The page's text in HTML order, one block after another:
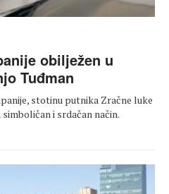
obilježen u
Tuđman
stotinu putnika Zračne luke
i srdačan način.